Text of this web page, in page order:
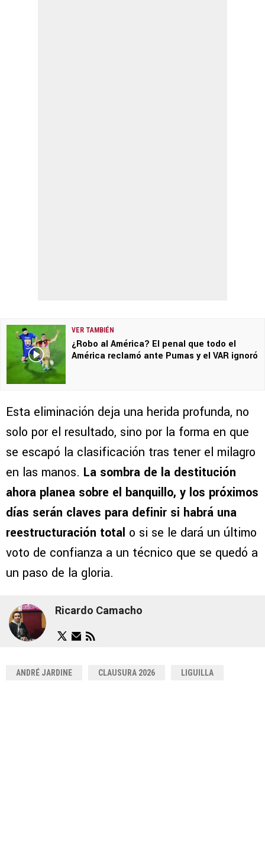
VER TAMBIÉN
¿Robo al América? El penal que todo el
América reclamó ante Pumas y el VAR ignoró
Esta eliminación deja una herida profunda, no
solo por el resultado, sino por la forma en que
se escapó la clasificación tras tener el milagro
en las manos. La sombra de la destitución
ahora planea sobre el banquillo, y los próximos
días serán claves para definir si habrá una
reestructuración total o si se le dará un último
voto de confianza a un técnico que se quedó a
un paso de la gloria.
Ricardo Camacho
ANDRÉ JARDINE CLAUSURA 2026 LIGUILLA